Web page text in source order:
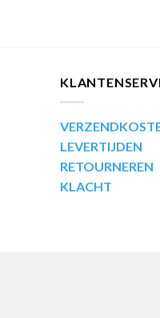
LEVERTIJDEN
RETOURNEREN
KLACHT